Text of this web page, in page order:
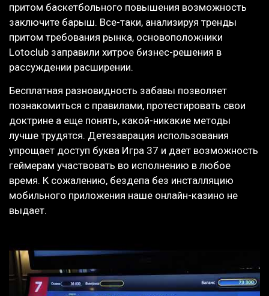
притом баскетбольного повышения возможность
заключите барыш. Все-таки, анализируя тренды
притом требования рынка, основоположники
Lotoclub заправили хитрое бизнес-решения в
рассуждении расширении.
Бесплатная разновидность забавы позволяет
познакомиться с правилами, протестировать свои
доктрине а еще понять, какой-никакие методы
лучше трудятся. Детезаврация использования
упрощает доступ буква Игра 37 и дает возможность
геймерам участвовать во исполнению в любое
время. К сожалению, бездепа без инсталляцию
мобильного приложения наше онлайн-казино не
выдает.